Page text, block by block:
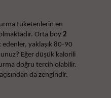
tüketenlerin en
Orta boy2
edenler, yaklaşık 80-90
Eğer düşük kalorili
doğru tercih olabilir.
da zengindir.